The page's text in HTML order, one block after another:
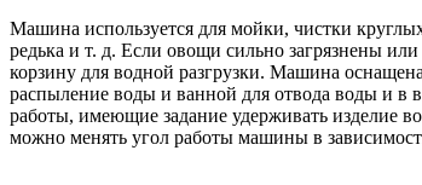
Машина используется для мойки, чистки
редька и т. д. Если овощи сильно загрязнены
корзину для водной разгрузки. Машина
распыление воды и ванной для отвода воды и в
работы, имеющие задание удерживать изделие
можно менять угол работы машины в